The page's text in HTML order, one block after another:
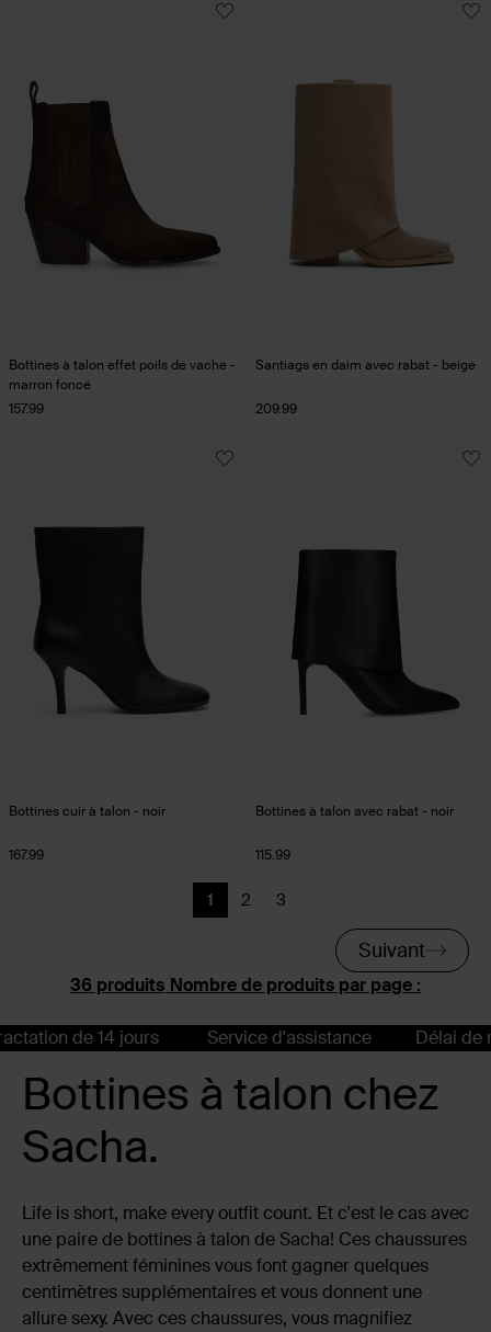
Bottines à talon effet poils de vache -
marron foncé
157.99
Santiags en daim avec rabat - beige
209.99
Bottines cuir à talon - noir
167.99
Bottines à talon avec rabat - noir
115.99
Nombre de produits par page :
Page actuelle
1
Précédent
2
Précédent
3
Suivant
14 jours Service d'assistance Délai de
Bottines à talon chez
Sacha.
Life is short, make every outfit count. Et c'est le cas avec
une paire de bottines à talon de Sacha! Ces chaussures
extrêmement féminines vous font gagner quelques
centimètres supplémentaires et vous donnent une
allure sexy. Avec ces chaussures, vous magnifiez